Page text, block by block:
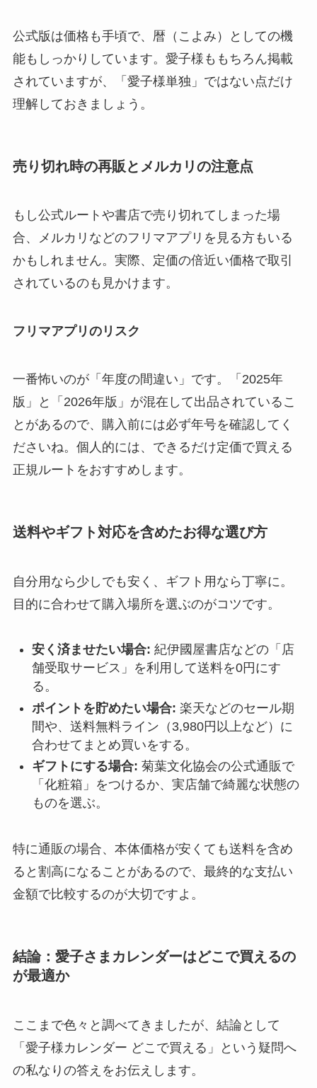
公式版は価格も手頃で、暦（こよみ）としての機
能もしっかりしています。愛子様ももちろん掲載
されていますが、「愛子様単独」ではない点だけ
理解しておきましょう。
売り切れ時の再販とメルカリの注意点
もし公式ルートや書店で売り切れてしまった場
合、メルカリなどのフリマアプリを見る方もいる
かもしれません。実際、定価の倍近い価格で取引
されているのも見かけます。
フリマアプリのリスク
一番怖いのが「年度の間違い」です。「2025年
版」と「2026年版」が混在して出品されているこ
とがあるので、購入前には必ず年号を確認してく
ださいね。個人的には、できるだけ定価で買える
正規ルートをおすすめします。
送料やギフト対応を含めたお得な選び方
自分用なら少しでも安く、ギフト用なら丁寧に。
目的に合わせて購入場所を選ぶのがコツです。
安く済ませたい場合: 紀伊國屋書店などの「店
舗受取サービス」を利用して送料を0円にす
る。
ポイントを貯めたい場合: 楽天などのセール期
間や、送料無料ライン（3,980円以上など）に
合わせてまとめ買いをする。
ギフトにする場合: 菊葉文化協会の公式通販で
「化粧箱」をつけるか、実店舗で綺麗な状態の
ものを選ぶ。
特に通販の場合、本体価格が安くても送料を含め
ると割高になることがあるので、最終的な支払い
金額で比較するのが大切ですよ。
結論：愛子さまカレンダーはどこで買えるの
が最適か
ここまで色々と調べてきましたが、結論として
「愛子様カレンダー どこで買える」という疑問へ
の私なりの答えをお伝えします。